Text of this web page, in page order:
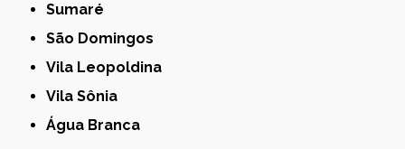
Sumaré
São Domingos
Vila Leopoldina
Vila Sônia
Água Branca